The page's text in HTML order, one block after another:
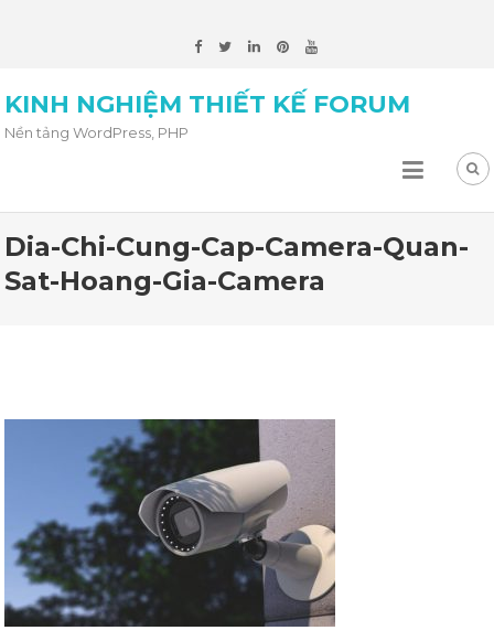
KINH NGHIỆM THIẾT KẾ FORUM
Nền tảng WordPress, PHP
Dia-Chi-Cung-Cap-Camera-Quan-
Sat-Hoang-Gia-Camera